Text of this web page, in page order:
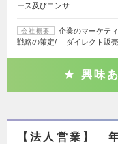
ース及びコンサ…
会社概要
企業のマーケテ
戦略の策定/ ダイレクト販売
興味
【法人営業】